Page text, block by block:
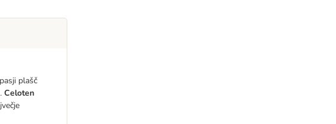
plašč
Celoten